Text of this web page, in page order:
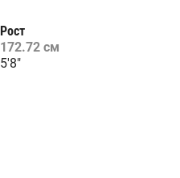
Рост
172.72 см
5'8"